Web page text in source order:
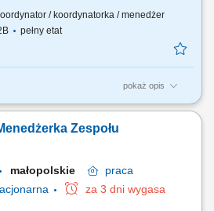
/ koordynatorka / menedżer
pełny etat
pokaż opis
własnego biznesu opartego o
i wdrażanie nowych
rozwijanie wiedzy produktowej i
Zespołu
małopolskie
praca
za 3 dni wygasa